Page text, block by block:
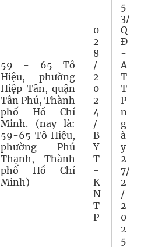
59 - 65 Tô
Hiệu, phường
Hiệp Tân, quận
Tân Phú, Thành
phố Hồ Chí
Minh. (nay là:
59-65 Tô Hiệu,
phường Phú
Thạnh, Thành
phố Hồ Chí
Minh)
0
2
8
/
2
0
2
4
/
B
Y
T
-
K
N
T
P
5
3/
Q
Đ
-
A
T
T
P
n
g
à
y
2
7/
2
/
2
0
2
5